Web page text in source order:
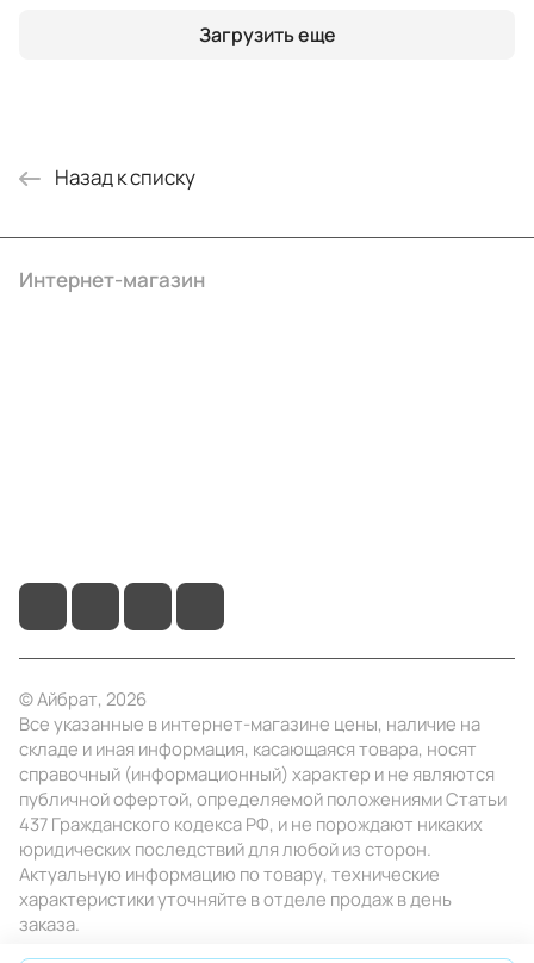
Загрузить еще
Назад к списку
Интернет-магазин
© Айбрат, 2026
Все указанные в интернет-магазине цены, наличие на
складе и иная информация, касающаяся товара, носят
справочный (информационный) характер и не являются
публичной офертой, определяемой положениями Статьи
437 Гражданского кодекса РФ, и не порождают никаких
юридических последствий для любой из сторон.
Актуальную информацию по товару, технические
характеристики уточняйте в отделе продаж в день
заказа.